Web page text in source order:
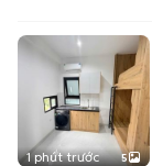
1 phút trước 5